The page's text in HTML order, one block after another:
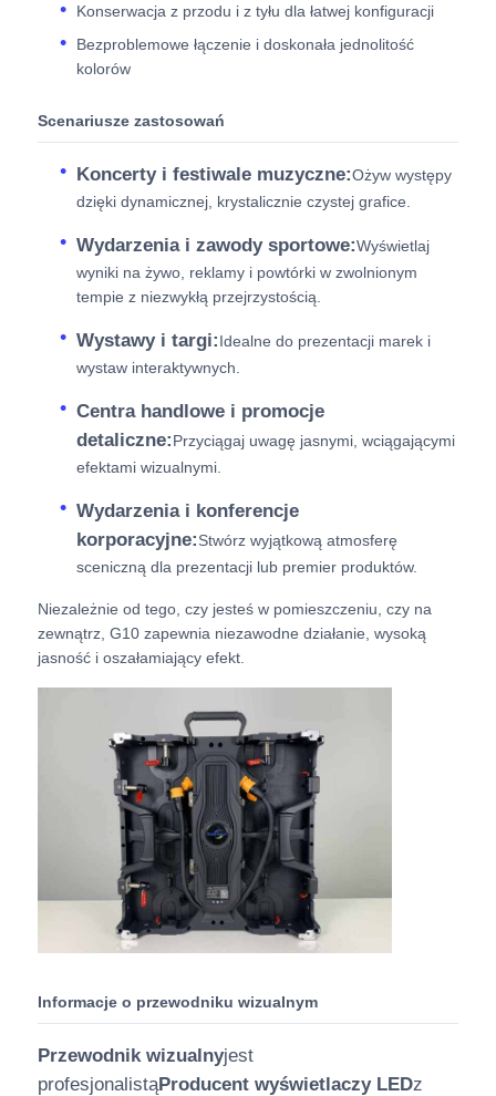
Konserwacja z przodu i z tyłu dla łatwej konfiguracji
Bezproblemowe łączenie i doskonała jednolitość
kolorów
Scenariusze zastosowań
Koncerty i festiwale muzyczne:Ożyw występy
dzięki dynamicznej, krystalicznie czystej grafice.
Wydarzenia i zawody sportowe:Wyświetlaj
wyniki na żywo, reklamy i powtórki w zwolnionym
tempie z niezwykłą przejrzystością.
Wystawy i targi:Idealne do prezentacji marek i
wystaw interaktywnych.
Centra handlowe i promocje
detaliczne:Przyciągaj uwagę jasnymi, wciągającymi
efektami wizualnymi.
Wydarzenia i konferencje
korporacyjne:Stwórz wyjątkową atmosferę
sceniczną dla prezentacji lub premier produktów.
Niezależnie od tego, czy jesteś w pomieszczeniu, czy na
zewnątrz, G10 zapewnia niezawodne działanie, wysoką
jasność i oszałamiający efekt.
Informacje o przewodniku wizualnym
Przewodnik wizualnyjest
profesjonalistąProducent wyświetlaczy LEDz